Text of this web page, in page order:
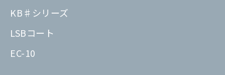
KB♯シリーズ
LSBコート
EC-10